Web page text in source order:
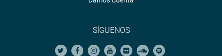
SÍGUENOS